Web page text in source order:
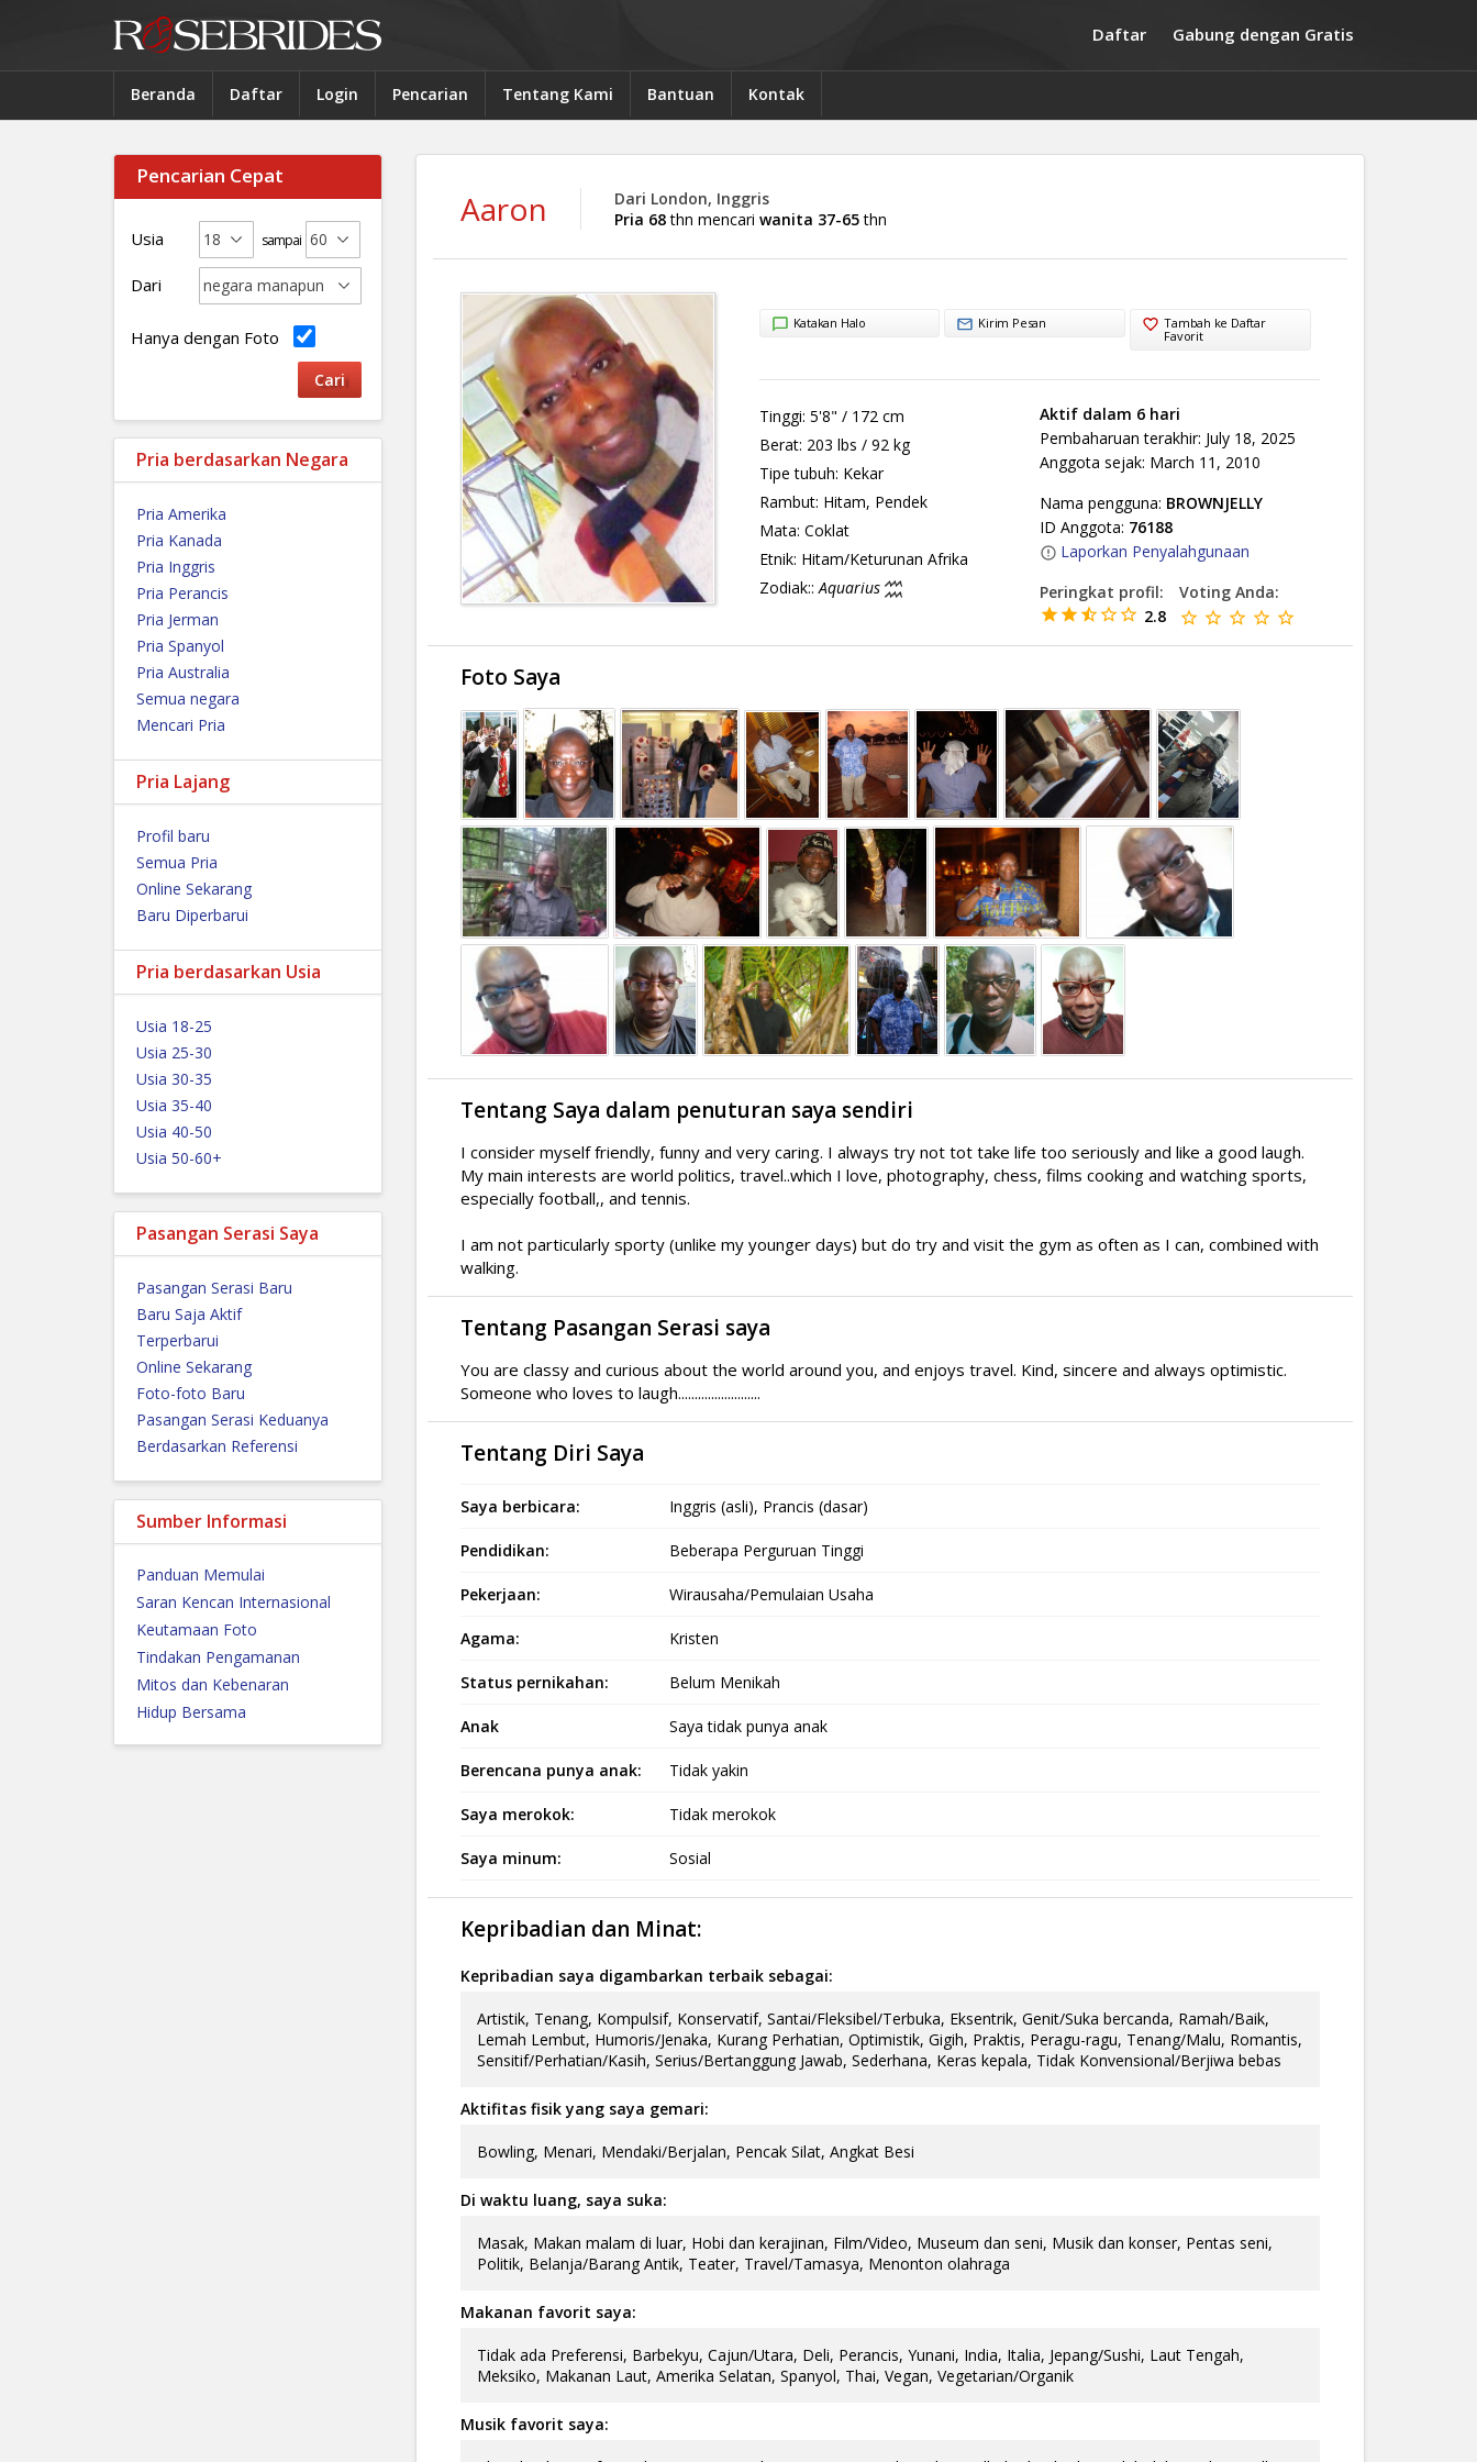
Daftar Gabung dengan Gratis
Beranda Daftar Login Pencarian Tentang Kami Bantuan Kontak
Pencarian Cepat
Usia sampai
Dari
Hanya dengan Foto
Pria berdasarkan Negara
Pria Amerika
Pria Kanada
Pria Inggris
Pria Perancis
Pria Jerman
Pria Spanyol
Pria Australia
Semua negara
Mencari Pria
Pria Lajang
Profil baru
Semua Pria
Online Sekarang
Baru Diperbarui
Pria berdasarkan Usia
Usia 18-25
Usia 25-30
Usia 30-35
Usia 35-40
Usia 40-50
Usia 50-60+
Pasangan Serasi Saya
Pasangan Serasi Baru
Baru Saja Aktif
Terperbarui
Online Sekarang
Foto-foto Baru
Pasangan Serasi Keduanya
Berdasarkan Referensi
Sumber Informasi
Panduan Memulai
Saran Kencan Internasional
Keutamaan Foto
Tindakan Pengamanan
Mitos dan Kebenaran
Hidup Bersama
Aaron
Dari London, Inggris
Pria 68thn mencari wanita 37-65thn
Katakan Halo Kirim Pesan
Tambah ke Daftar
Favorit
Tinggi: 5'8" / 172 cm
Berat: 203 lbs / 92 kg
Tipe tubuh: Kekar
Rambut: Hitam, Pendek
Mata: Coklat
Etnik: Hitam/Keturunan Afrika
Zodiak:: Aquarius
Aktif dalam 6 hari
Pembaharuan terakhir: July 18, 2025
Anggota sejak: March 11, 2010
Nama pengguna: BROWNJELLY
ID Anggota: 76188
Laporkan Penyalahgunaan
Peringkat profil:
2.8
Voting Anda:
Foto Saya
Tentang Saya dalam penuturan saya sendiri
I consider myself friendly, funny and very caring. I always try not tot take life too seriously and like a good laugh.
My main interests are world politics, travel..which I love, photography, chess, films cooking and watching sports,
especially football,, and tennis.
I am not particularly sporty (unlike my younger days) but do try and visit the gym as often as I can, combined with
walking.
Tentang Pasangan Serasi saya
You are classy and curious about the world around you, and enjoys travel. Kind, sincere and always optimistic.
Someone who loves to laugh.........................
Tentang Diri Saya
Saya berbicara: Inggris (asli), Prancis (dasar)
Pendidikan: Beberapa Perguruan Tinggi
Pekerjaan: Wirausaha/Pemulaian Usaha
Agama: Kristen
Status pernikahan: Belum Menikah
Anak Saya tidak punya anak
Berencana punya anak: Tidak yakin
Saya merokok: Tidak merokok
Saya minum: Sosial
Kepribadian dan Minat:
Kepribadian saya digambarkan terbaik sebagai:
Artistik, Tenang, Kompulsif, Konservatif, Santai/Fleksibel/Terbuka, Eksentrik, Genit/Suka bercanda, Ramah/Baik,
Lemah Lembut, Humoris/Jenaka, Kurang Perhatian, Optimistik, Gigih, Praktis, Peragu-ragu, Tenang/Malu, Romantis,
Sensitif/Perhatian/Kasih, Serius/Bertanggung Jawab, Sederhana, Keras kepala, Tidak Konvensional/Berjiwa bebas
Aktifitas fisik yang saya gemari:
Bowling, Menari, Mendaki/Berjalan, Pencak Silat, Angkat Besi
Di waktu luang, saya suka:
Masak, Makan malam di luar, Hobi dan kerajinan, Film/Video, Museum dan seni, Musik dan konser, Pentas seni,
Politik, Belanja/Barang Antik, Teater, Travel/Tamasya, Menonton olahraga
Makanan favorit saya:
Tidak ada Preferensi, Barbekyu, Cajun/Utara, Deli, Perancis, Yunani, India, Italia, Jepang/Sushi, Laut Tengah,
Meksiko, Makanan Laut, Amerika Selatan, Spanyol, Thai, Vegan, Vegetarian/Organik
Musik favorit saya: